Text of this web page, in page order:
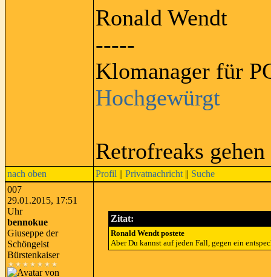
Ronald Wendt
-----
Klomanager für
Hochgewürgt
Retrofreaks
nach oben Profil || Privatnachricht || Suche
007
29.01.2015, 17:51
Uhr
bennokue
Giuseppe der
Schöngeist
Bürstenkaiser
Zitat:
Ronald Wendt postete
Aber Du kannst auf jeden Fall, gegen ein